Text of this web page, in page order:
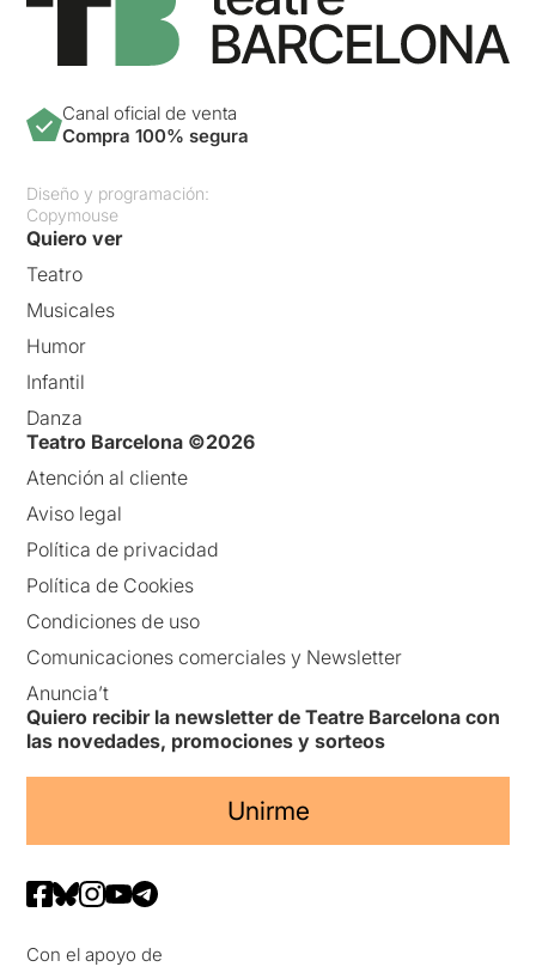
Canal oficial de venta
Compra 100% segura
Diseño y programación:
Copymouse
Quiero ver
Teatro
Musicales
Humor
Infantil
Danza
Teatro Barcelona ©2026
Atención al cliente
Aviso legal
Política de privacidad
Política de Cookies
Condiciones de uso
Comunicaciones comerciales y Newsletter
Anuncia’t
Quiero recibir la newsletter de Teatre Barcelona con
las novedades, promociones y sorteos
Unirme
Con el apoyo de